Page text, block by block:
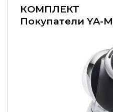
КОМПЛЕКТ
Покупатели YA-